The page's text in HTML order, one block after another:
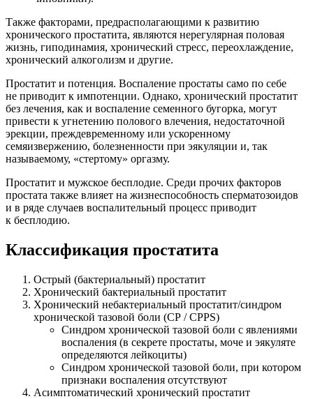
Также факторами, предрасполагающими к развитию
хронического простатита, являются нерегулярная половая
жизнь, гиподинамия, хронический стресс, переохлаждение,
хронический алкоголизм и другие.
Простатит и потенция. Воспаление простаты само по себе
не приводит к импотенции. Однако, хронический простатит
без лечения, как и воспаление семенного бугорка, могут
привести к угнетению полового влечения, недостаточной
эрекции, преждевременному или ускоренному
семяизвержению, болезненности при эякуляции и, так
называемому, «стертому» оргазму.
Простатит и мужское бесплодие. Среди прочих факторов
простата также влияет на жизнеспособность сперматозоидов
и в ряде случаев воспалительный процесс приводит
к бесплодию.
Классификация простатита
Острый (бактериальный) простатит
Хронический бактериальный простатит
Хронический небактериальный простатит/синдром
хронической тазовой боли (CP / CPPS)
Синдром хронической тазовой боли с явлениями
воспаления (в секрете простаты, моче и эякуляте
определяются лейкоциты)
Синдром хронической тазовой боли, при котором
признаки воспаления отсутствуют
Асимптоматический хронический простатит